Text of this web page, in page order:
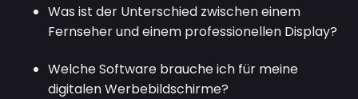
Was ist der Unterschied zwischen einem
Fernseher und einem professionellen Display?
Welche Software brauche ich für meine
digitalen Werbebildschirme?